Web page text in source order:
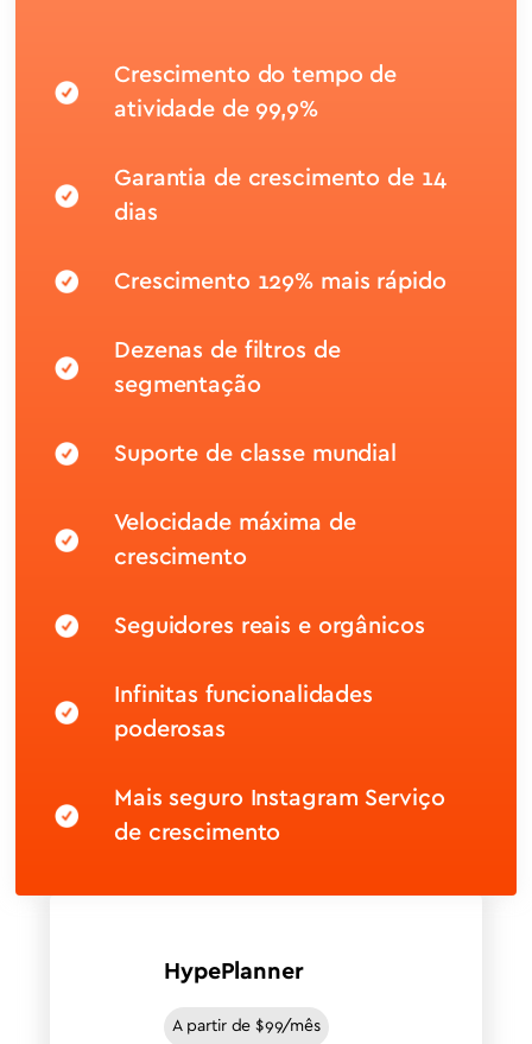
Crescimento do tempo de
atividade de 99,9%
Garantia de crescimento de 14
dias
Crescimento 129% mais rápido
Dezenas de filtros de
segmentação
Suporte de classe mundial
Velocidade máxima de
crescimento
Seguidores reais e orgânicos
Infinitas funcionalidades
poderosas
Mais seguro Instagram Serviço
de crescimento
HypePlanner
A partir de $99/mês